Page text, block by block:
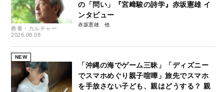
教養・カルチャー
2026.08.08
の「問い」『宮﨑駿の詩学』赤坂憲雄 イ
ンタビュー
赤坂憲雄
NEW
「沖縄の海でゲーム三昧」「ディズニー
でスマホめぐり親子喧嘩」旅先でスマホ
を手放さない子ども、親はどうする？ 親